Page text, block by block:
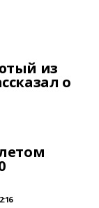
из
о